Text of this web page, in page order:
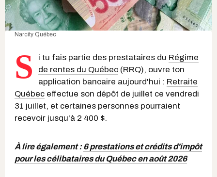
Narcity Québec
S i tu fais partie des prestataires du Régime
de rentes du Québec (RRQ), ouvre ton
application bancaire aujourd'hui : Retraite
Québec effectue son dépôt de juillet ce vendredi
31 juillet, et certaines personnes pourraient
recevoir jusqu'à 2 400 $.
À lire également :6 prestations et crédits d'impôt
pour les célibataires du Québec en août 2026